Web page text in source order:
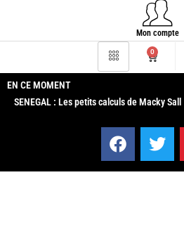
Mon compte
0
EN CE MOMENT
SENEGAL : Les petits calculs de Macky Sall